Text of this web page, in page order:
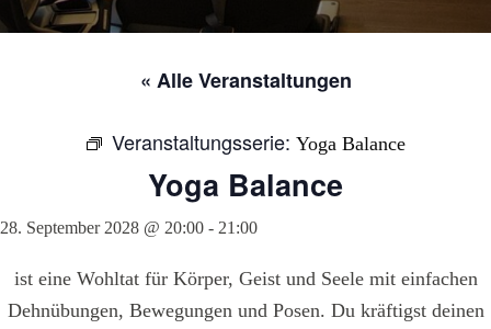
« Alle Veranstaltungen
Veranstaltungsserie: Yoga Balance
Yoga Balance
28. September 2028 @ 20:00 - 21:00
ist eine Wohltat für Körper, Geist und Seele mit einfachen
Dehnübungen, Bewegungen und Posen. Du kräftigst deinen